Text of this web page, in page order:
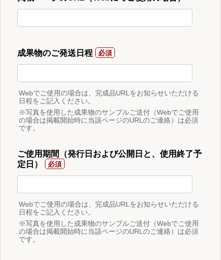
成果物のご発送日程
Webでご使用の場合は、完成品URLをお知らせいただける
日程をご記入ください。
※写真を使用した成果物のサンプルご送付（Webでご使用
の場合は掲載開始時に当該ページのURLのご連絡）は必須
です。
ご使用期間（発行日および公開日と、使用終了予
定日）
Webでご使用の場合は、完成品URLをお知らせいただける
日程をご記入ください。
※写真を使用した成果物のサンプルご送付（Webでご使用
の場合は掲載開始時に当該ページのURLのご連絡）は必須
です。